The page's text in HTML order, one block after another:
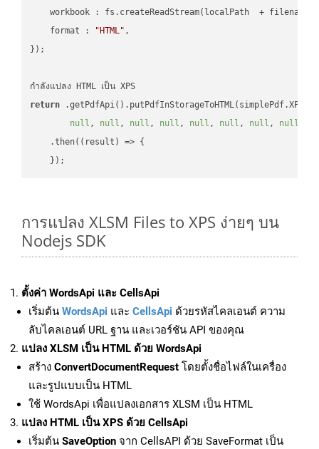
workbook : fs.createReadStream(localPath  + filename
format : "HTML" ,
});
return
null , null , null , null , null , null , null , null
    .then(
( result ) => {
การแปลง XLSM Files to XPS ง่ายๆ บน
Nodejs SDK
ตั้งค่า WordsApi และ CellsApi
เริ่มต้น WordsApi และ CellsApi ด้วยรหัสไคลเอนต์ ความ
ลับไคลเอนต์ URL ฐาน และเวอร์ชัน API ของคุณ
แปลง XLSM เป็น HTML ด้วย WordsApi
สร้าง ConvertDocumentRequest โดยตั้งชื่อไฟล์ในเครื่อง
และรูปแบบเป็น HTML
ใช้ WordsApi เพื่อแปลงเอกสาร XLSM เป็น HTML
แปลง HTML เป็น XPS ด้วย CellsApi
เริ่มต้น SaveOption จาก CellsAPI ด้วย SaveFormat เป็น